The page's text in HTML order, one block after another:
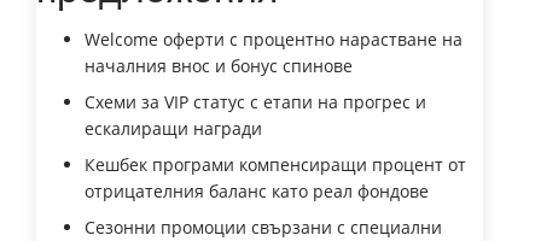
Welcome оферти с процентно нарастване на
началния внос и бонус спинове
Схеми за VIP статус с етапи на прогрес и
ескалиращи награди
Кешбек програми компенсиращи процент от
отрицателния баланс като реал фондове
Сезонни промоции свързани с специални